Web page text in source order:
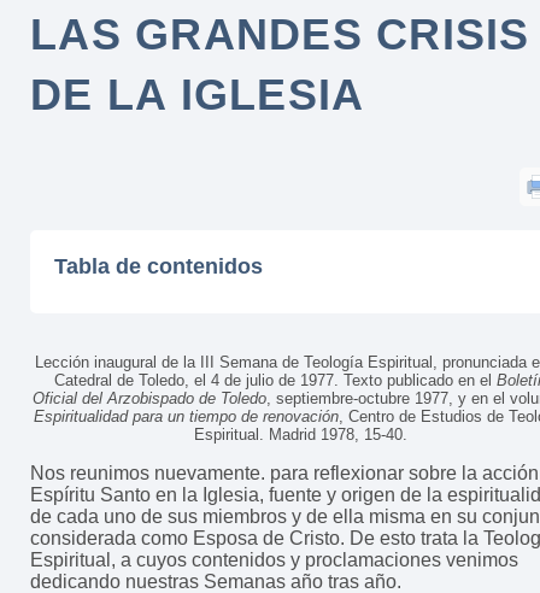
LAS GRANDES CRISIS
DE LA IGLESIA
Tabla de contenidos
Lección inaugural de la III Semana de Teología Espiritual, pronunciada
Catedral de Toledo, el 4 de julio de 1977. Texto publicado en el
Oficial del Arzobispado de Toledo, septiembre-octubre 1977, y en el
Espiritualidad para un tiempo de renovación, Centro de Estudios de
Espiritual. Madrid 1978, 15-40.
Nos reunimos nuevamente. para reflexionar sobre la
Espíritu Santo en la Iglesia, fuente y origen de la
de cada uno de sus miembros y de ella misma en su
considerada como Esposa de Cristo. De esto trata la
Espiritual, a cuyos contenidos y proclamaciones venimos
dedicando nuestras Semanas año tras año.